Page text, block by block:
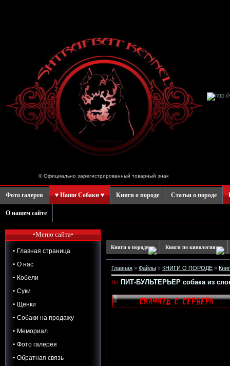
© Официально зарегистрированный товарный знак
Фото галерея ♥ Наши Собаки ♥ Книги о породе Статьи о породе
О нашем сайте
•Меню сайта•
• Главная страница
• О нас
• Кобели
• Суки
• Щенки
• Собаки на продажу
• Мемориал
• Фото галерея
• Обратная связь
Книги о породе Книги по кинологии
Главная » Файлы » КНИГИ О ПОРОДЕ »
ПИТ-БУЛЬТЕРЬЕР собака из